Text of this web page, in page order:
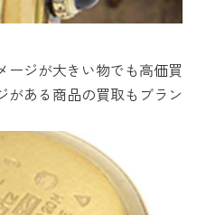
ージが大きい物でも高価買
がある商品の買取もブラン